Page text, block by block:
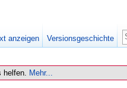
helfen. Mehr...
anzeigen Versionsgeschichte